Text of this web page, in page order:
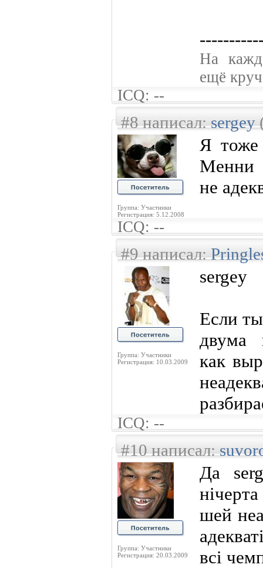
На
ещё
ICQ: --
#8 написал:sergey
Группа: Участники
Регистрация: 5.12.2008
Я тоже
Менни
не
ICQ: --
#9 написал:
Группа: Участники
Регистрация: 10.03.2009
sergey
Если
двума
как
ICQ: --
#10 написал:
Группа: Участники
Регистрация: 20.03.2009
Да
шей
всі